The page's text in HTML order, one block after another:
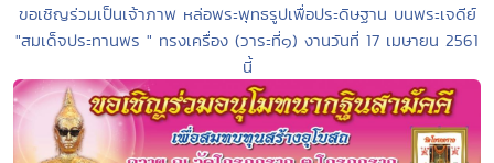
ขอเชิญร่วมเป็นเจ้าภาพ หล่อพระพุทธรูปเพื่อประดิษฐาน บนพระเจดีย์
"สมเด็จประทานพร " ทรงเครื่อง (วาระที่๑) งานวันที่ 17 เมษายน 2561
นี้